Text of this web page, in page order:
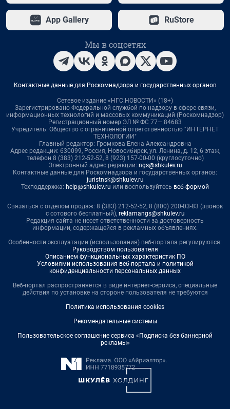
App Gallery RuStore
Мы в соцсетях
Контактные данные для Роскомнадзора и государственных органов
Сетевое издание «НГС.НОВОСТИ» (18+)
Зарегистрировано Федеральной службой по надзору в сфере связи,
информационных технологий и массовых коммуникаций (Роскомнадзор)
Регистрационный номер ЭЛ № ФС 77— 84683
Учредитель: Общество с ограниченной ответственностью "ИНТЕРНЕТ
ТЕХНОЛОГИИ"
Главный редактор: Громкова Елена Александровна
Адрес редакции: 630099, Россия, Новосибирск, ул. Ленина, д. 12, 6 этаж,
телефон 8 (383) 212-52-52, 8 (923) 157-00-00 (круглосуточно)
Электронный адрес редакции: ngs@shkulev.ru
Контактные данные для Роскомнадзора и государственных органов:
juristnsk@shkulev.ru
Техподдержка: help@shkulev.ru или воспользуйтесь веб-формой
Связаться с отделом продаж: 8 (383) 212-52-52, 8 (800) 200-03-83 (звонок
с сотового бесплатный), reklamangs@shkulev.ru
Редакция сайта не несет ответственности за достоверность
информации, содержащейся в рекламных объявлениях.
Особенности эксплуатации (использования) веб-портала регулируются:
Руководством пользователя
Описанием функциональных характеристик ПО
Условиями использования веб-портала и политикой
конфиденциальности персональных данных
Веб-портал распространяется в виде интернет-сервиса, специальные
действия по установке на стороне пользователя не требуются
Политика использования cookies
Рекомендательные системы
Пользовательское соглашение сервиса «Подписка без баннерной
рекламы»